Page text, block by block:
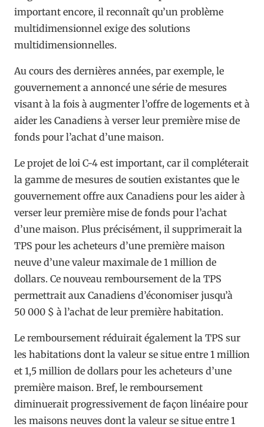
important encore, il reconnaît qu’un problème
multidimensionnel exige des solutions
multidimensionnelles.
Au cours des dernières années, par exemple, le
gouvernement a annoncé une série de mesures
visant à la fois à augmenter l’offre de logements et à
aider les Canadiens à verser leur première mise de
fonds pour l’achat d’une maison.
Le projet de loi C-4 est important, car il compléterait
la gamme de mesures de soutien existantes que le
gouvernement offre aux Canadiens pour les aider à
verser leur première mise de fonds pour l’achat
d’une maison. Plus précisément, il supprimerait la
TPS pour les acheteurs d’une première maison
neuve d’une valeur maximale de 1 million de
dollars. Ce nouveau remboursement de la TPS
permettrait aux Canadiens d’économiser jusqu’à
50 000 $ à l’achat de leur première habitation.
Le remboursement réduirait également la TPS sur
les habitations dont la valeur se situe entre 1 million
et 1,5 million de dollars pour les acheteurs d’une
première maison. Bref, le remboursement
diminuerait progressivement de façon linéaire pour
les maisons neuves dont la valeur se situe entre 1